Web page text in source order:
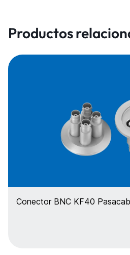
Productos
Conector BNC KF40